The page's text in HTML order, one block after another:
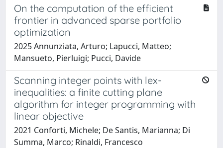
On the computation of the efficient
frontier in advanced sparse portfolio
optimization
2025 Annunziata, Arturo; Lapucci, Matteo;
Mansueto, Pierluigi; Pucci, Davide
Scanning integer points with lex-
inequalities: a finite cutting plane
algorithm for integer programming with
linear objective
2021 Conforti, Michele; De Santis, Marianna; Di
Summa, Marco; Rinaldi, Francesco